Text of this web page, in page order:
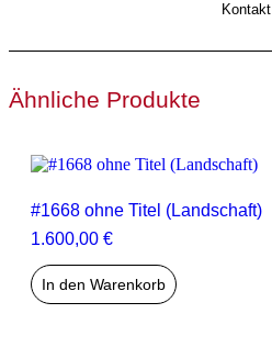
Kontakt
Ähnliche Produkte
#1668 ohne Titel (Landschaft)
1.600,00 €
In den Warenkorb